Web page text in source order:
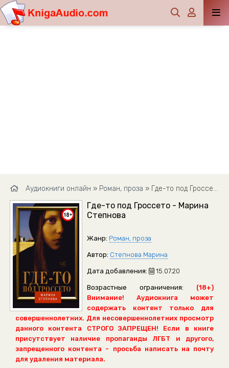
Аудиокниги онлайн » Роман, проза » Где-то под Гроссето - Марина Степнова
Где-то под Гроссето - Марина
Степнова
Жанр: Роман, проза
Автор: Степнова Марина
Дата добавления: 15.07.20
Возрастные ограничения:
(18+)
Внимание! Аудиокнига может
содержать контент только для
совершеннолетних. Для несовершеннолетних просмотр
данного контента СТРОГО ЗАПРЕЩЕН! Если в книге
присутствует наличие пропаганды ЛГБТ и другого,
запрещенного контента - просьба написать на почту
для удаления материала.